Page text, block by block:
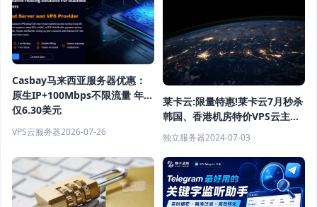
Casbay马来西亚服务器优惠：
原生IP+100Mbps不限流量 年付
仅6.30美元
VPS云服务器2026-07-26
莱卡云:限量特惠!莱卡云7月秒杀
韩国、香港机房特价VPS云主
机，低至15.9元起
独立服务器2024-07-03